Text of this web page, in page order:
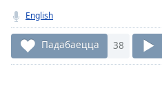
TypeLIVE
Seek to
live,
currently
English
Падабаецца 38